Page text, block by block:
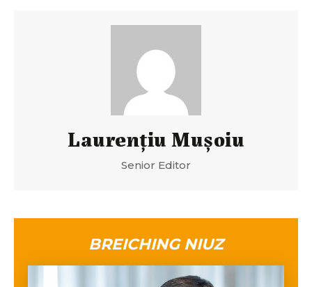
Laurenţiu Muşoiu
Senior Editor
BREICHING NIUZ